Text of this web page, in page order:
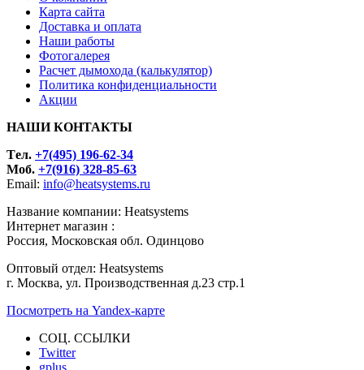
Карта сайта
Доставка и оплата
Наши работы
Фотогалерея
Расчет дымохода (калькулятор)
Политика конфиденциальности
Акции
НАШИ КОНТАКТЫ
Tел. +7(495) 196-62-34
Моб. +7(916) 328-85-63
Email: info@heatsystems.ru
Название компании: Heatsystems
Интернет магазин :
Россия, Московская обл. Одинцово
Оптовый отдел: Heatsystems
г. Москва, ул. Производственная д.23 стр.1
Посмотреть на Yandex-карте
СОЦ. ССЫЛКИ
Twitter